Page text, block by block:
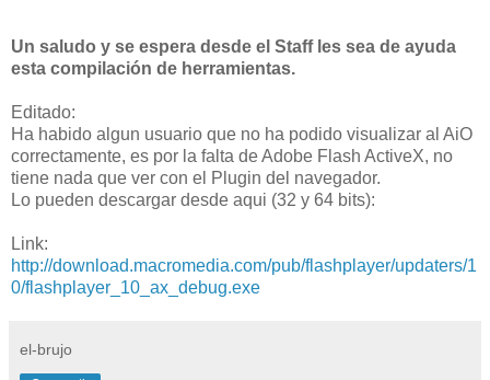
Un saludo y se espera desde el Staff les sea de ayuda
esta compilación de herramientas.
Editado:
Ha habido algun usuario que no ha podido visualizar al AiO
correctamente, es por la falta de Adobe Flash ActiveX, no
tiene nada que ver con el Plugin del navegador.
Lo pueden descargar desde aqui (32 y 64 bits):
Link:
http://download.macromedia.com/pub/flashplayer/updaters/1
0/flashplayer_10_ax_debug.exe
el-brujo